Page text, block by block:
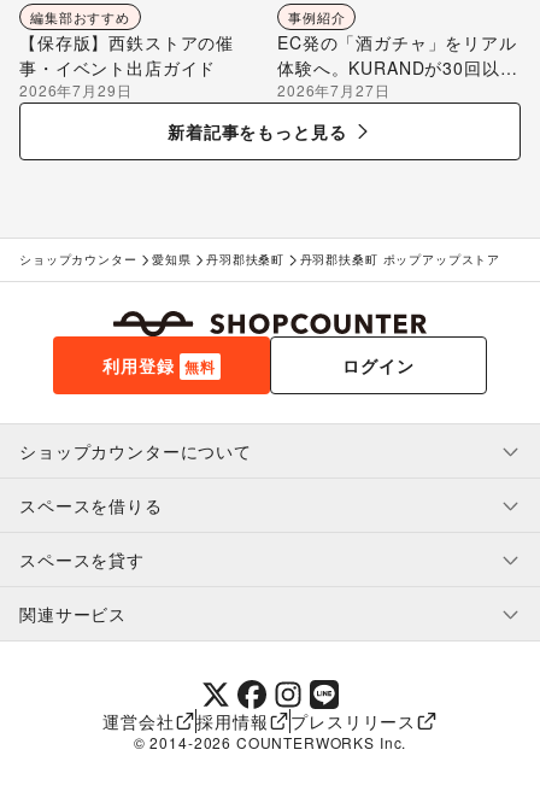
編集部おすすめ
【保存版】西鉄ストアの催
事・イベント出店ガイド
2026年7月29日
事例紹介
EC発の「酒ガチャ」をリアル
体験へ。KURANDが30回以上
のポップアップ出店で届け
る“新しいお酒との出会い”
2026年7月27日
新着記事をもっと見る
ショップカウンター 愛知県 丹羽郡扶桑町 丹羽郡扶桑町 ポップアップストア
利用登録 無料 ログイン
ショップカウンターについて
利用規約・ガイドライン
特定商取引法に基づく表示
補償プログラム
スペースを借りる
スペースを借りたい人へ
ユーザー利用規約
提携パートナー
スペースを貸す
スペースを貸したい方へ
オーナー利用規約
関連サービス
SHOPCOUNTER MAGAZINE
ショップカウンターエンタープライズ
ショップカウンター常設
運営会社 採用情報 プレスリリース
© 2014-2026 COUNTERWORKS Inc.